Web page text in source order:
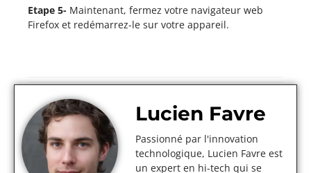
Etape 5- Maintenant, fermez votre navigateur web
Firefox et redémarrez-le sur votre appareil.
Lucien Favre
Passionné par l'innovation
technologique, Lucien Favre est
un expert en hi-tech qui se